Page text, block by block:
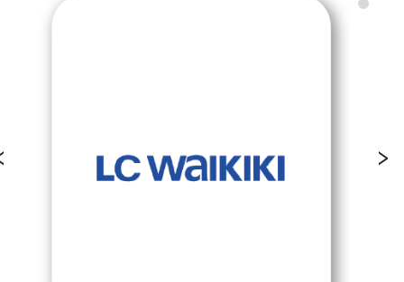
›